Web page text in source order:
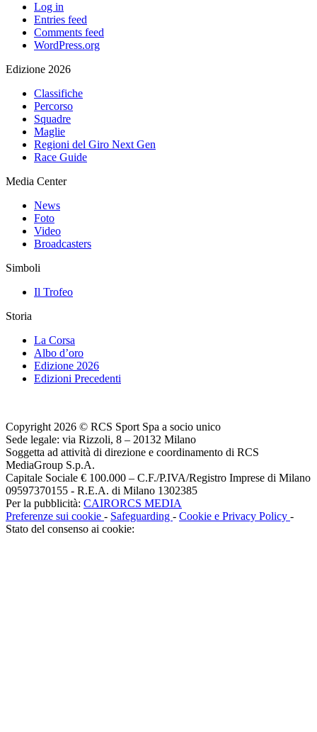
Log in
Entries feed
Comments feed
WordPress.org
Edizione 2026
Classifiche
Percorso
Squadre
Maglie
Regioni del Giro Next Gen
Race Guide
Media Center
News
Foto
Video
Broadcasters
Simboli
Il Trofeo
Storia
La Corsa
Albo d’oro
Edizione 2026
Edizioni Precedenti
Copyright 2026 © RCS Sport Spa a socio unico
Sede legale: via Rizzoli, 8 – 20132 Milano
Soggetta ad attività di direzione e coordinamento di RCS
MediaGroup S.p.A.
Capitale Sociale € 100.000 – C.F./P.IVA/Registro Imprese di Milano
09597370155 - R.E.A. di Milano 1302385
Per la pubblicità: CAIRORCS MEDIA
Preferenze sui cookie - Safeguarding - Cookie e Privacy Policy -
Stato del consenso ai cookie: